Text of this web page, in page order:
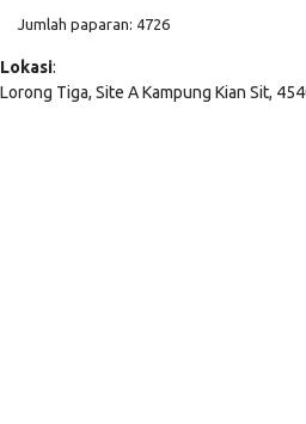
Jumlah paparan: 4726
Lokasi:
Lorong Tiga, Site A Kampung Kian Sit,